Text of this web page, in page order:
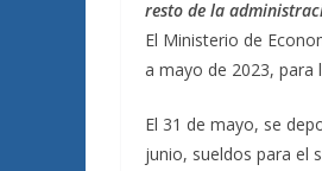
resto de la
El Ministerio de
a mayo de 2023, para
El 31 de mayo, se
junio, sueldos para el